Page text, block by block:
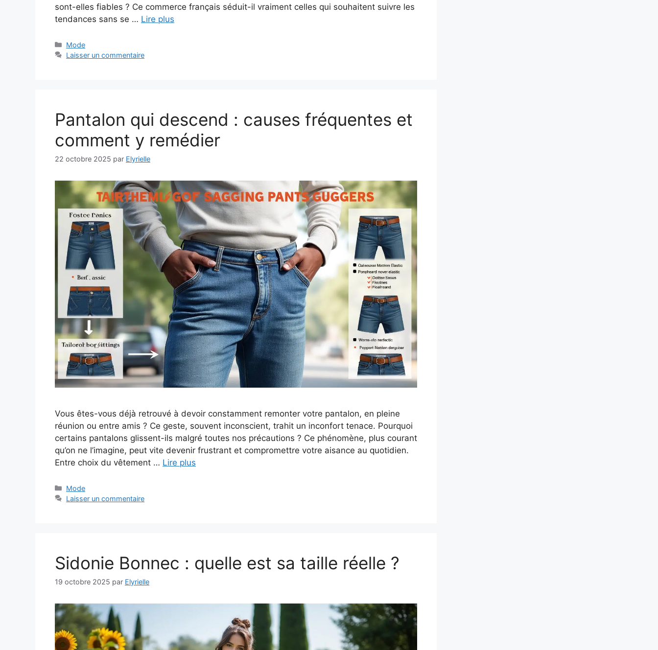
sont-elles fiables ? Ce commerce français séduit-il vraiment celles qui souhaitent suivre les
tendances sans se … Lire plus
Catégories
Mode
Laisser un commentaire
Pantalon qui descend : causes fréquentes et
comment y remédier
22 octobre 2025 par Elyrielle
Vous êtes-vous déjà retrouvé à devoir constamment remonter votre pantalon, en pleine
réunion ou entre amis ? Ce geste, souvent inconscient, trahit un inconfort tenace. Pourquoi
certains pantalons glissent-ils malgré toutes nos précautions ? Ce phénomène, plus courant
qu’on ne l’imagine, peut vite devenir frustrant et compromettre votre aisance au quotidien.
Entre choix du vêtement … Lire plus
Catégories
Mode
Laisser un commentaire
Sidonie Bonnec : quelle est sa taille réelle ?
19 octobre 2025 par Elyrielle